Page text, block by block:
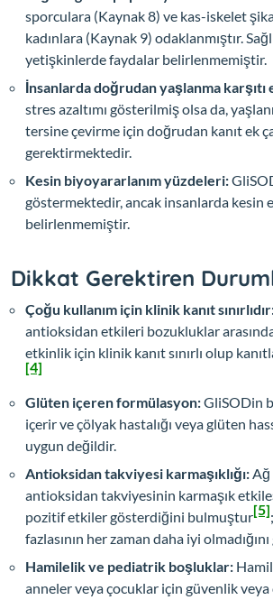
sporculara (Kaynak 8) ve kas-iskelet
kadınlara (Kaynak 9) odaklanmıştır.
yetişkinlerde faydalar belirlenmemiştir.
İnsanlarda doğrudan yaşlanma
stres azaltımı gösterilmiş olsa da,
tersine çevirme için doğrudan kanıt ek
gerektirmektedir.
Kesin biyoyararlanım yüzdeleri:
göstermektedir, ancak insanlarda kesin
belirlenmemiştir.
Dikkat Gerektiren
Çoğu kullanım için klinik kanıt
antioksidan etkileri bozukluklar arasında
etkinlik için klinik kanıt sınırlı olup
[4]
Glüten içeren formülasyon:GliSODin
içerir ve çölyak hastalığı veya glüten
uygun değildir.
Antioksidan takviyesi karmaşıklığı:Ağ
antioksidan takviyesinin karmaşık
pozitif etkiler gösterdiğini bulmuştur[5]
fazlasının her zaman daha iyi
Hamilelik ve pediatrik boşluklar:
anneler veya çocuklar için güvenlik